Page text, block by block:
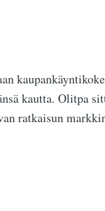
kautta. Olitpa
ratkaisun